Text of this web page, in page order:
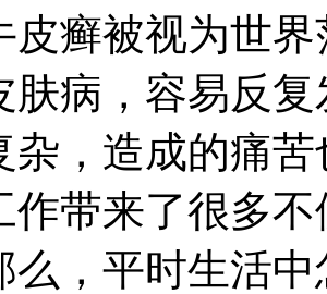
皮癣被视为世
肤病，容易反
杂，造成的痛
作带来了很多
么，平时生活